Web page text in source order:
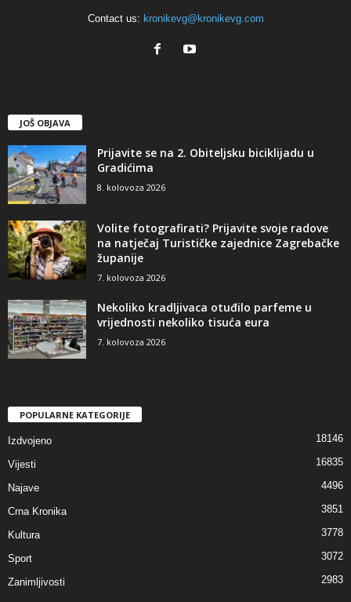
Contact us: kronikevg@kronikevg.com
JOŠ OBJAVA
Prijavite se na 2. Obiteljsku biciklijadu u
Gradićima
8. kolovoza 2026
Volite fotografirati? Prijavite svoje radove
na natječaj Turističke zajednice Zagrebačke
županije
7. kolovoza 2026
Nekoliko kradljivaca otuđilo parfeme u
vrijednosti nekoliko tisuća eura
7. kolovoza 2026
POPULARNE KATEGORIJE
Izdvojeno 18146
Vijesti 16835
Najave 4496
Crna Kronika 3851
Kultura 3778
Sport 3072
Zanimljivosti 2983